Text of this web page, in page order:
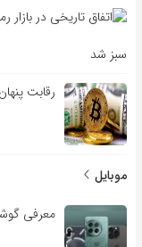
سبز شد
رقابت پنهان
موبایل
معرفی گوشی‌های ۲۵۶